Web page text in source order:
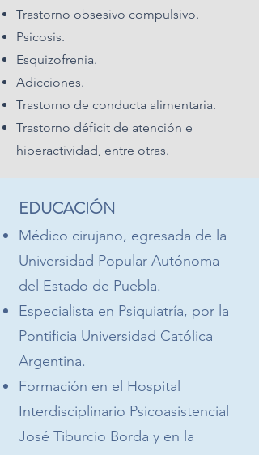
Trastorno obsesivo compulsivo.
Psicosis.
Esquizofrenia.
Adicciones.
Trastorno de conducta alimentaria.
Trastorno déficit de atención e
hiperactividad, entre otras.
EDUCACIÓN
Médico cirujano, egresada de la
Universidad Popular Autónoma
del Estado de Puebla.
Especialista en Psiquiatría, por la
Pontificia Universidad Católica
Argentina.
Formación en el Hospital
Interdisciplinario Psicoasistencial
José Tiburcio Borda y en la